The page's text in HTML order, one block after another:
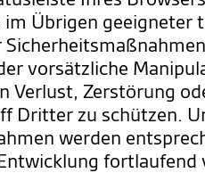
Übrigen geeigneter
vorsätzliche
Verlust, Zerstörung
Dritter zu schützen.
werden
fortlaufend